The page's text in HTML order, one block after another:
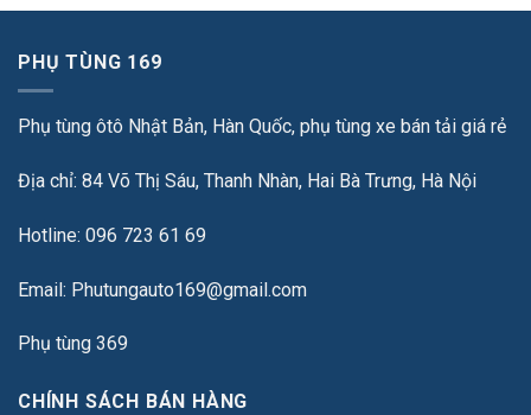
PHỤ TÙNG 169
Phụ tùng ôtô Nhật Bản, Hàn Quốc, phụ tùng xe bán tải giá rẻ
Địa chỉ: 84 Võ Thị Sáu, Thanh Nhàn, Hai Bà Trưng, Hà Nội
Hotline: 096 723 61 69
Email: Phutungauto169@gmail.com
Phụ tùng 369
CHÍNH SÁCH BÁN HÀNG